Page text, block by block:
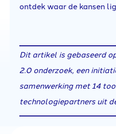
ontdek waar de kansen
Dit artikel is gebaseerd
2.0 onderzoek, een
samenwerking met 14
technologiepartners uit